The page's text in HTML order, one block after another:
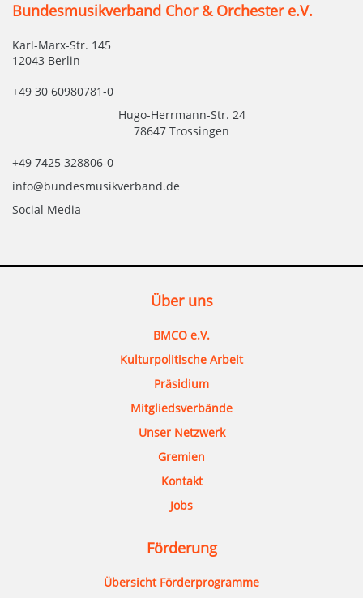
Bundesmusikverband Chor & Orchester e.V.
Karl-Marx-Str. 145
12043 Berlin
+49 30 60980781-0
Hugo-Herrmann-Str. 24
78647 Trossingen
+49 7425 328806-0
info@bundesmusikverband.de
Social Media
Über uns
BMCO e.V.
Kulturpolitische Arbeit
Präsidium
Mitgliedsverbände
Unser Netzwerk
Gremien
Kontakt
Jobs
Förderung
Übersicht Förderprogramme